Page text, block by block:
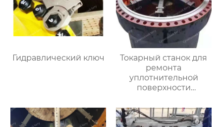
Гидравлический ключ
Токарный станок для
ремонта
уплотнительной
поверхности
HT3000MM